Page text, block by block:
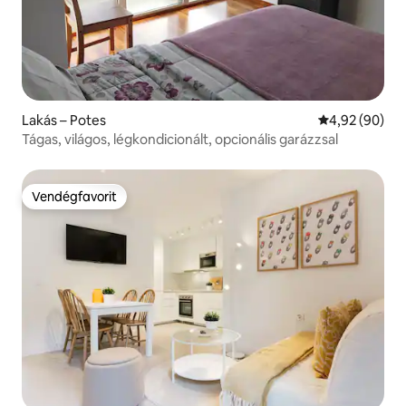
Lakás – Potes Átlagos
4,92 (90)
Tágas, világos, légkondicionált, opcionális garázzsal
Vendégfavorit
Vendégfavorit